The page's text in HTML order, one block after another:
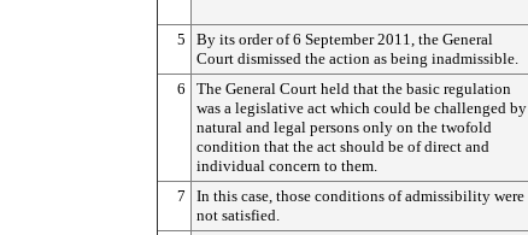
5
By its order of 6 September 2011, the General
Court dismissed the action as being inadmissible.
6
The General Court held that the basic regulation
was a legislative act which could be challenged by
natural and legal persons only on the twofold
condition that the act should be of direct and
individual concern to them.
7
In this case, those conditions of admissibility were
not satisfied.